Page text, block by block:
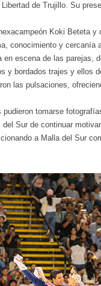
de Trujillo. Su
Koki Beteta
conocimiento y cercanía
en escena de las parejas,
y bordados trajes y ellos
las pulsaciones,
tomarse
Sur de continuar
a Malla del Sur